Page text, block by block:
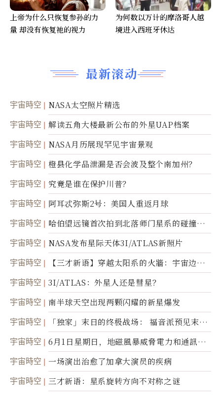
最新滚动
宇宙時空 NASA太空照片精选
宇宙時空 解读五角大楼最新公布的外星UAP档案
宇宙時空 NASA月历展现罕见宇宙景观
宇宙時空 橙县化学品泄漏是否会波及整个南加州？
宇宙時空 究竟是谁在保护川普？
宇宙時空 阿耳忒弥斯2号：美国人重返月球
宇宙時空
哈伯望远镜首次拍到北落师门星系的碰撞与
爆炸
宇宙時空 NASA发布星际天体3I/ATLAS新照片
宇宙時空
【三才新语】穿越太阳系的火牆：宇宙边界
新启示
宇宙時空 3I/ATLAS：外星人还是彗星？
宇宙時空 南半球天空出现两颗闪耀的新星爆发
宇宙時空
「独家」末日的终极战场： 福音派预见末
世；希腊僧侣预言以色列的进攻
宇宙時空
6月1日星期日，地磁風暴威脅電力和通訊基
礎設施
宇宙時空 一场演出治愈了加拿大演员的疾病
宇宙時空 三才新语：星系旋转方向不对称之谜
上帝为什么只恢复参孙的力
量 却没有恢复祂的视力
为何数以万计的摩洛哥人越
境进入西班牙休达